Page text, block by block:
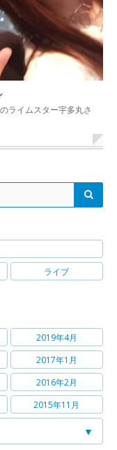
ライムスター宇多丸さ
ライブ
2019年4月
2017年1月
2016年2月
2015年11月